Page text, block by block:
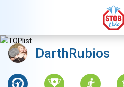
DarthRubios